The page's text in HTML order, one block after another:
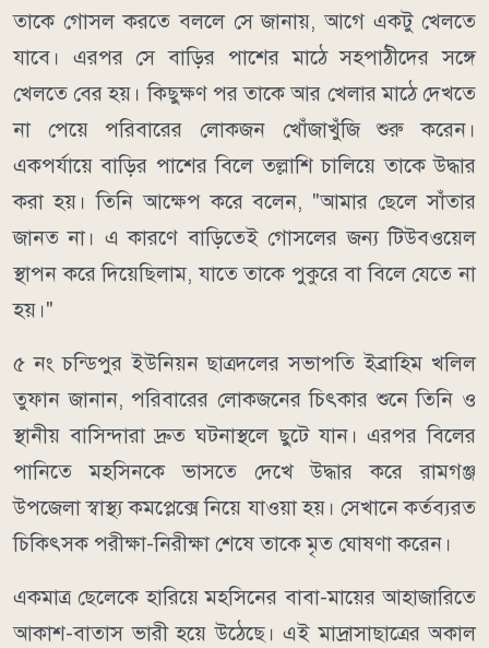
তাকে গোসল করতে বললে সে জানায়, আগে একটু খেলতে
যাবে। এরপর সে বাড়ির পাশের মাঠে সহপাঠীদের সঙ্গে
খেলতে বের হয়। কিছুক্ষণ পর তাকে আর খেলার মাঠে দেখতে
না পেয়ে পরিবারের লোকজন খোঁজাখুঁজি শুরু করেন।
একপর্যায়ে বাড়ির পাশের বিলে তল্লাশি চালিয়ে তাকে উদ্ধার
করা হয়। তিনি আক্ষেপ করে বলেন, "আমার ছেলে সাঁতার
জানত না। এ কারণে বাড়িতেই গোসলের জন্য টিউবওয়েল
স্থাপন করে দিয়েছিলাম, যাতে তাকে পুকুরে বা বিলে যেতে না
হয়।"
৫ নং চন্ডিপুর ইউনিয়ন ছাত্রদলের সভাপতি ইব্রাহিম খলিল
তুফান জানান, পরিবারের লোকজনের চিৎকার শুনে তিনি ও
স্থানীয় বাসিন্দারা দ্রুত ঘটনাস্থলে ছুটে যান। এরপর বিলের
পানিতে মহসিনকে ভাসতে দেখে উদ্ধার করে রামগঞ্জ
উপজেলা স্বাস্থ্য কমপ্লেক্সে নিয়ে যাওয়া হয়। সেখানে কর্তব্যরত
চিকিৎসক পরীক্ষা-নিরীক্ষা শেষে তাকে মৃত ঘোষণা করেন।
একমাত্র ছেলেকে হারিয়ে মহসিনের বাবা-মায়ের আহাজারিতে
আকাশ-বাতাস ভারী হয়ে উঠেছে। এই মাদ্রাসাছাত্রের অকাল